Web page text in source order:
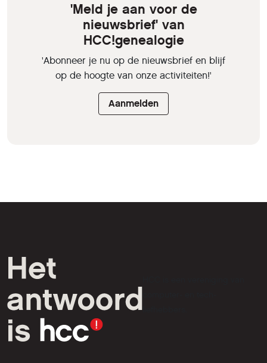
'Meld je aan voor de
nieuwsbrief' van
HCC!genealogie
'Abonneer je nu op de nieuwsbrief en blijf
op de hoogte van onze activiteiten!'
Aanmelden
liefhebbers.